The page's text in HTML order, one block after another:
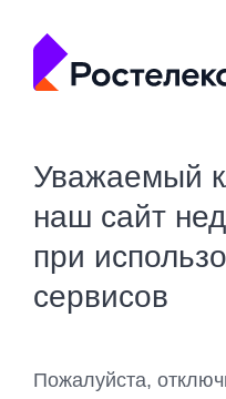
Уважаемый
наш сайт
при
сервисов
Пожалуйста,